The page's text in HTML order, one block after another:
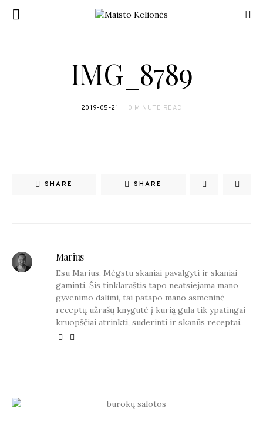
IMG_8789
2019-05-21 0 MINUTE READ
SHARE SHARE
Marius
Esu Marius. Mėgstu skaniai pavalgyti ir skaniai
gaminti. Šis tinklaraštis tapo neatsiejama mano
gyvenimo dalimi, tai patapo mano asmeninė
receptų užrašų knygutė į kurią gula tik ypatingai
kruopščiai atrinkti, suderinti ir skanūs receptai.